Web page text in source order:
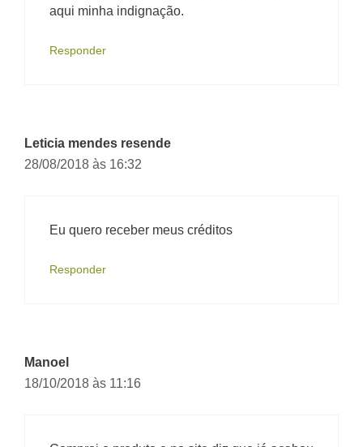
aqui minha indignação.
Responder
Leticia mendes resende
28/08/2018 às 16:32
Eu quero receber meus créditos
Responder
Manoel
18/10/2018 às 11:16